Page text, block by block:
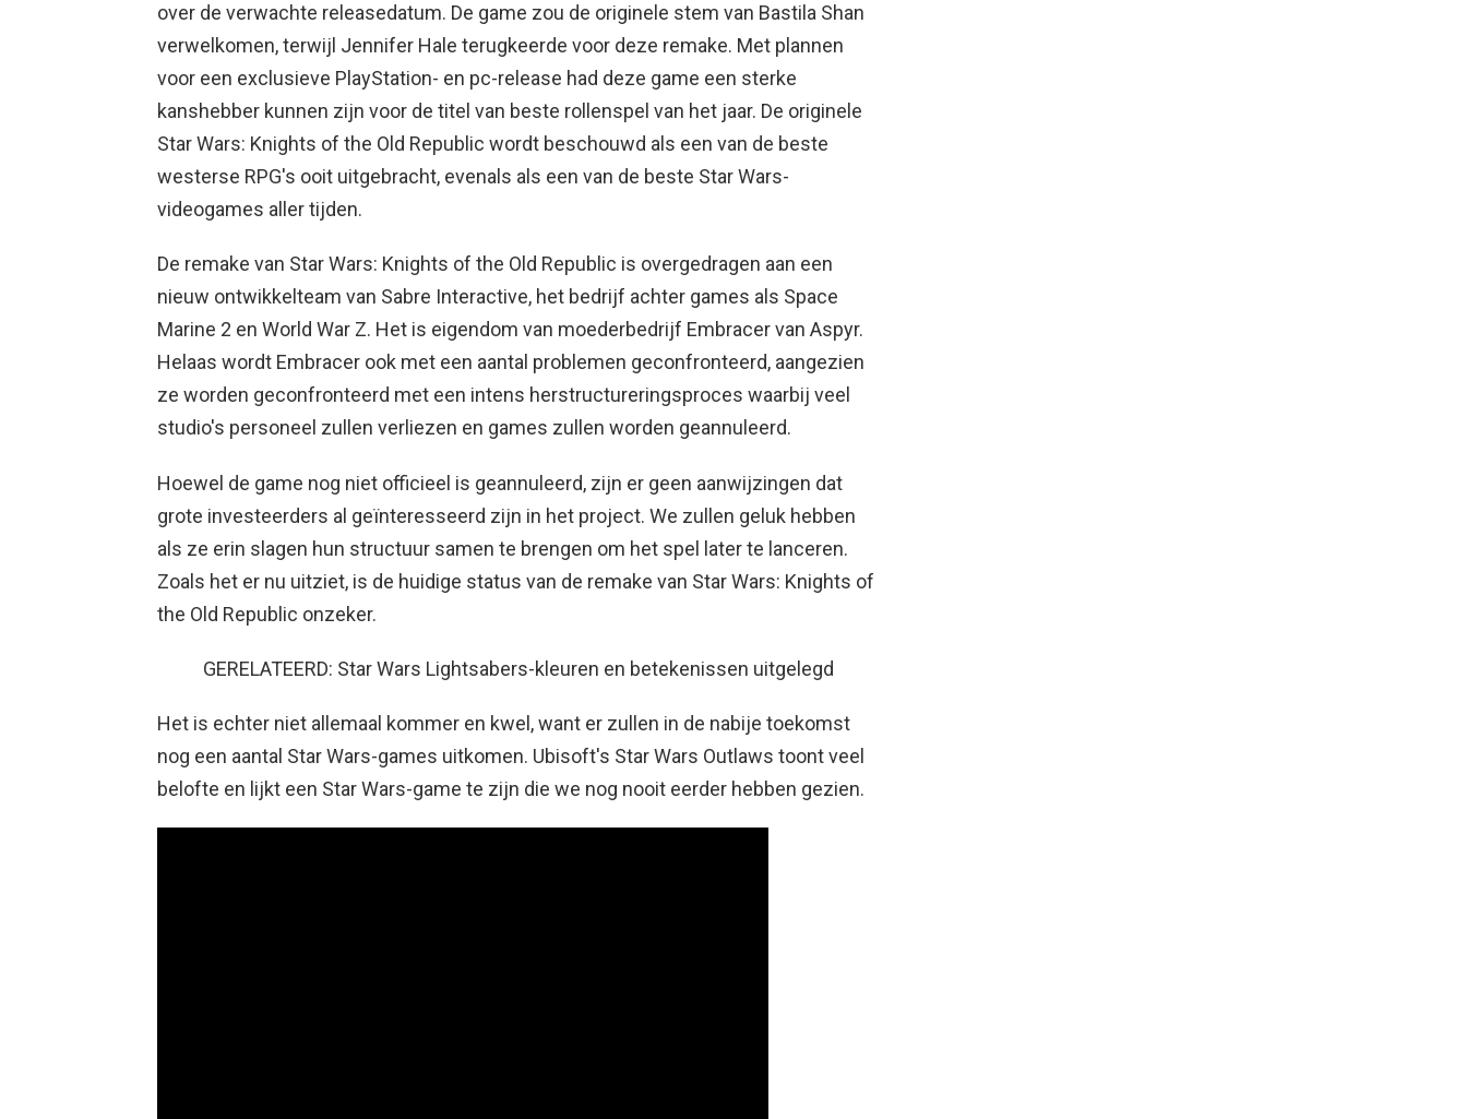
over de verwachte releasedatum. De game zou de originele stem van Bastila Shan
verwelkomen, terwijl Jennifer Hale terugkeerde voor deze remake. Met plannen
voor een exclusieve PlayStation- en pc-release had deze game een sterke
kanshebber kunnen zijn voor de titel van beste rollenspel van het jaar. De originele
Star Wars: Knights of the Old Republic wordt beschouwd als een van de beste
westerse RPG's ooit uitgebracht, evenals als een van de beste Star Wars-
videogames aller tijden.
De remake van Star Wars: Knights of the Old Republic is overgedragen aan een
nieuw ontwikkelteam van Sabre Interactive, het bedrijf achter games als Space
Marine 2 en World War Z. Het is eigendom van moederbedrijf Embracer van Aspyr.
Helaas wordt Embracer ook met een aantal problemen geconfronteerd, aangezien
ze worden geconfronteerd met een intens herstructureringsproces waarbij veel
studio's personeel zullen verliezen en games zullen worden geannuleerd.
Hoewel de game nog niet officieel is geannuleerd, zijn er geen aanwijzingen dat
grote investeerders al geïnteresseerd zijn in het project. We zullen geluk hebben
als ze erin slagen hun structuur samen te brengen om het spel later te lanceren.
Zoals het er nu uitziet, is de huidige status van de remake van Star Wars: Knights of
the Old Republic onzeker.
GERELATEERD: Star Wars Lightsabers-kleuren en betekenissen uitgelegd
Het is echter niet allemaal kommer en kwel, want er zullen in de nabije toekomst
nog een aantal Star Wars-games uitkomen. Ubisoft's Star Wars Outlaws toont veel
belofte en lijkt een Star Wars-game te zijn die we nog nooit eerder hebben gezien.